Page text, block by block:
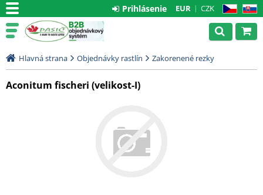
CZ SK
EUR CZK
Prihlásenie
Hlavná strana Objednávky rastlín Zakorenené rezky
Aconitum fischeri (velikost-I)